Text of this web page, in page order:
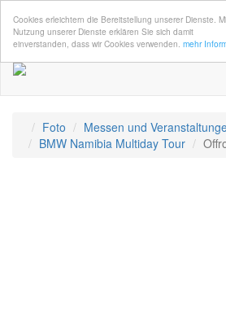
Cookies erleichtern die Bereitstellung unserer Dienste.
Nutzung unserer Dienste erklären Sie sich damit
einverstanden, dass wir Cookies verwenden. mehr
Foto
Messen und
BMW Namibia Multiday Tour